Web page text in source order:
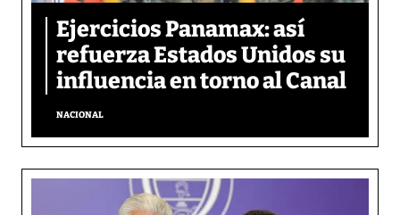
Ejercicios Panamax: así
refuerza Estados Unidos su
influencia en torno al Canal
NACIONAL